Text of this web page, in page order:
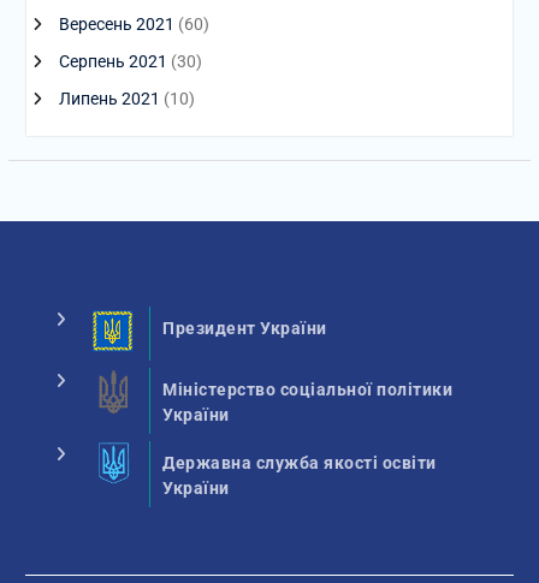
Вересень 2021 (60)
Серпень 2021 (30)
Липень 2021 (10)
Президент України
Міністерство соціальної політики
України
Державна служба якості освіти
України